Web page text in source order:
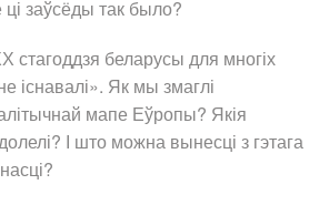
заўсёды так было?
стагоддзя беларусы для многіх
існавалі». Як мы змаглі
мапе Еўропы? Якія
І што можна вынесці з гэтага